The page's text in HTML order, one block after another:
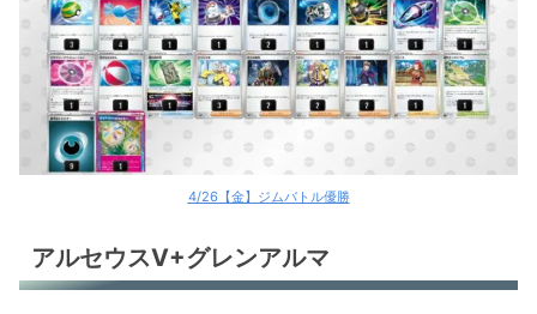
4/26【金】ジムバトル優勝
アルセウスV+グレンアルマ